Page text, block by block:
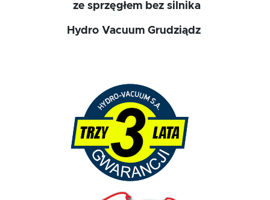
ze sprzęgłem bez silnika
Hydro Vacuum Grudziądz